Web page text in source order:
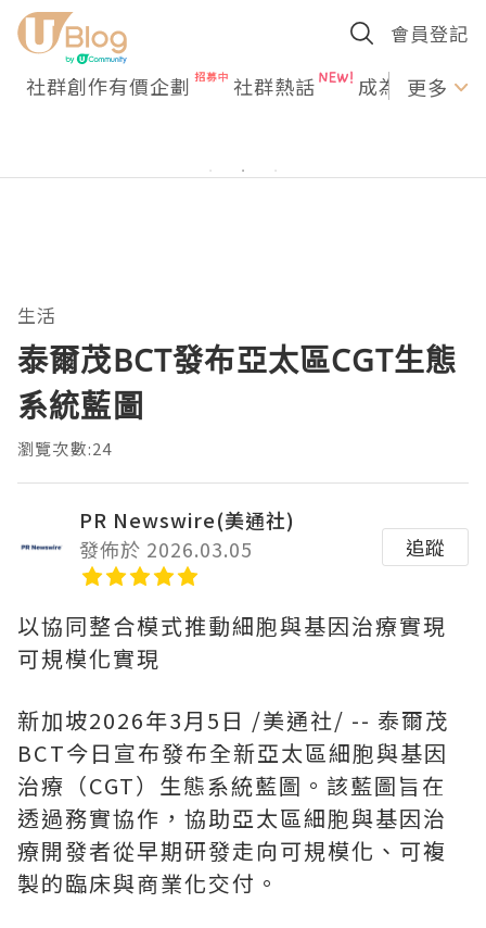
會員登記
社群創作有價企劃 社群熱話 成為U更多
生活
泰爾茂BCT發布亞太區CGT生態
系統藍圖
瀏覽次數:24
PR Newswire(美通社)
發佈於 2026.03.05
追蹤
以協同整合模式推動細胞與基因治療實現
可規模化實現
新加坡2026年3月5日 /美通社/ -- 泰爾茂
BCT今日宣布發布全新亞太區細胞與基因
治療（CGT）生態系統藍圖。該藍圖旨在
透過務實協作，協助亞太區細胞與基因治
療開發者從早期研發走向可規模化、可複
製的臨床與商業化交付。